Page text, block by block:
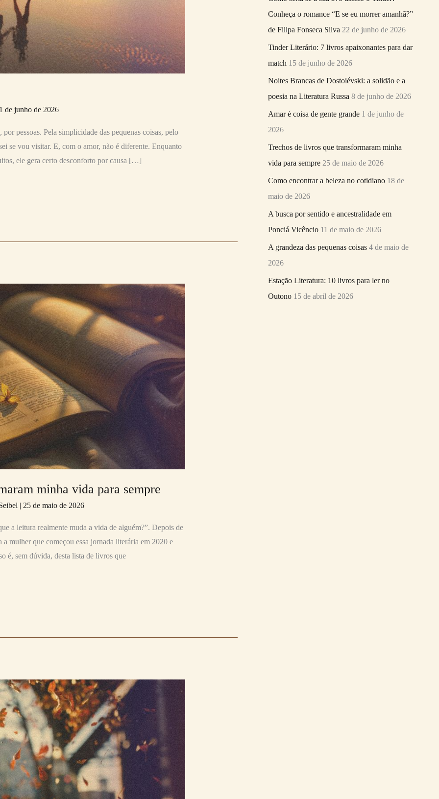
1 de junho de 2026
pessoas. Pela simplicidade das pequenas coisas, pelo
se vou visitar. E, com o amor, não é diferente. Enquanto
ele gera certo desconforto por causa […]
minha vida para sempre
| 25 de maio de 2026
a leitura realmente muda a vida de alguém?”. Depois de
mulher que começou essa jornada literária em 2020 e
é, sem dúvida, desta lista de livros que
p
o
r
:
Conheça o romance “E se eu morrer amanhã?”
de Filipa Fonseca Silva 22 de junho de 2026
Tinder Literário: 7 livros apaixonantes para dar
match 15 de junho de 2026
Noites Brancas de Dostoiévski: a solidão e a
poesia na Literatura Russa 8 de junho de 2026
Amar é coisa de gente grande 1 de junho de
2026
Trechos de livros que transformaram minha
vida para sempre 25 de maio de 2026
Como encontrar a beleza no cotidiano 18 de
maio de 2026
A busca por sentido e ancestralidade em
Ponciá Vicêncio 11 de maio de 2026
A grandeza das pequenas coisas 4 de maio de
2026
Estação Literatura: 10 livros para ler no
Outono 15 de abril de 2026